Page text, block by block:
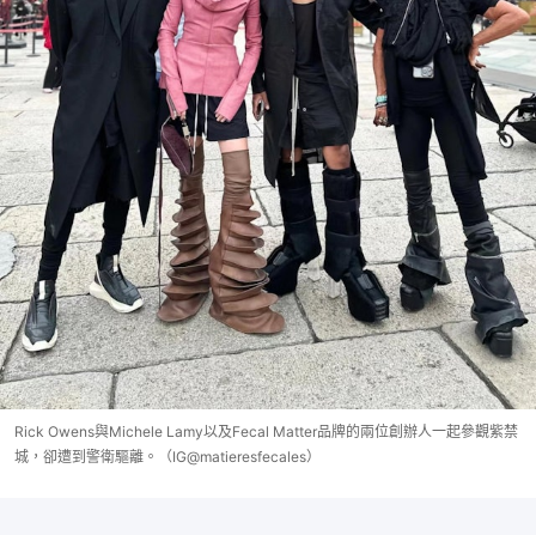
Rick Owens與Michele Lamy以及Fecal Matter品牌的兩位創辦人一起參觀紫禁
城，卻遭到警衛驅離。（IG@matieresfecales）